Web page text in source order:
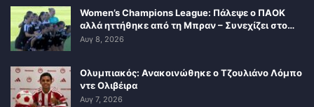
Women’s Champions League: Πάλεψε ο ΠΑΟΚ
αλλά ηττήθηκε από τη Μπραν – Συνεχίζει στο…
Αυγ 8, 2026
Ολυμπιακός: Ανακοινώθηκε ο Τζουλιάνο Λόμπο
ντε Ολιβέιρα
Αυγ 7, 2026